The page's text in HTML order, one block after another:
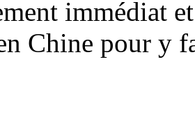
immédiat
Chine pour y